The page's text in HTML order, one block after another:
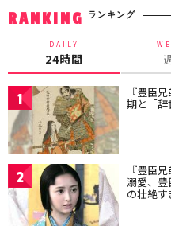
RANKING ランキング
DAILY
24時間
1 『豊臣
期と「
2 『豊臣
溺愛、豊
の壮絶